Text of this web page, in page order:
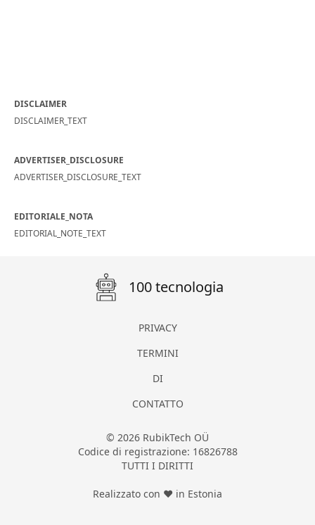
DISCLAIMER
DISCLAIMER_TEXT
ADVERTISER_DISCLOSURE
ADVERTISER_DISCLOSURE_TEXT
EDITORIALE_NOTA
EDITORIAL_NOTE_TEXT
100 tecnologia
PRIVACY
TERMINI
DI
CONTATTO
© 2026 RubikTech OÜ
Codice di registrazione: 16826788
TUTTI I DIRITTI
Realizzato con ❤ in Estonia